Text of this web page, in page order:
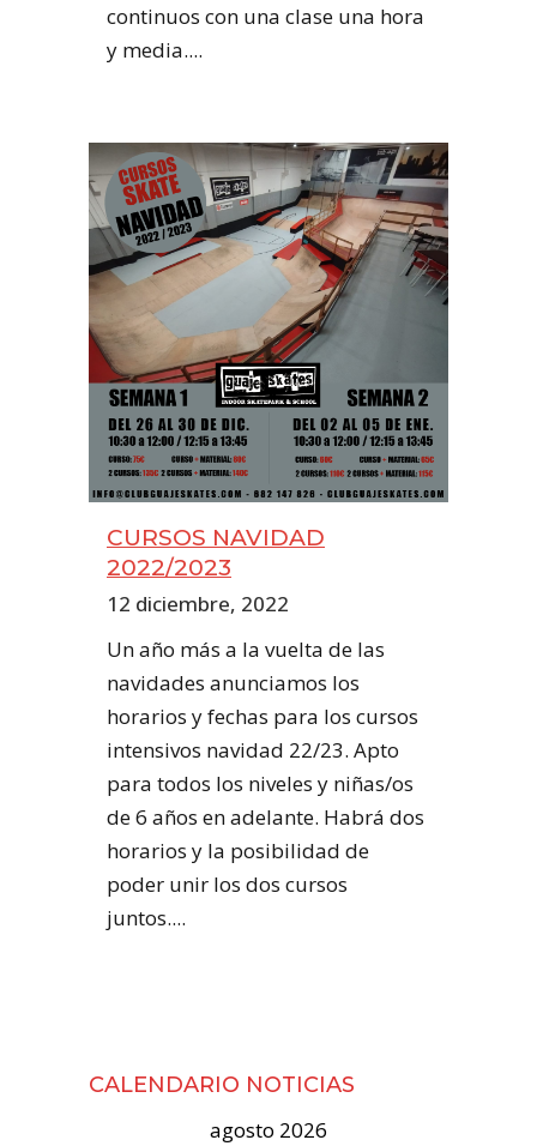
continuos con una clase una hora
y media....
CURSOS NAVIDAD
2022/2023
12 diciembre, 2022
Un año más a la vuelta de las
navidades anunciamos los
horarios y fechas para los cursos
intensivos navidad 22/23. Apto
para todos los niveles y niñas/os
de 6 años en adelante. Habrá dos
horarios y la posibilidad de
poder unir los dos cursos
juntos....
CALENDARIO NOTICIAS
agosto 2026